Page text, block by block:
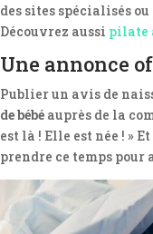
des sites spécialisés
Découvrez aussi pilate
Une annonce
Publier un avis de
de bébé auprès de la
est là ! Elle est née ! »
prendre ce temps pour